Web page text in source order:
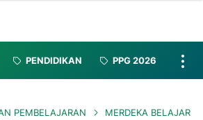
PENDIDIKAN PPG 2026
PEMBELAJARAN
MERDEKA BELAJAR